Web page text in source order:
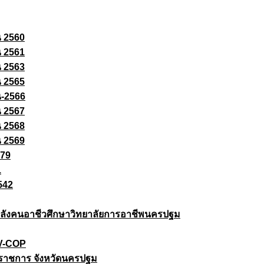
2560
2561
2563
2565
2566
2567
2568
2569
งคนอาชีวศึกษาวิทยาลัยการอาชีพนครปฐม
COP
าชการ จังหวัดนครปฐม